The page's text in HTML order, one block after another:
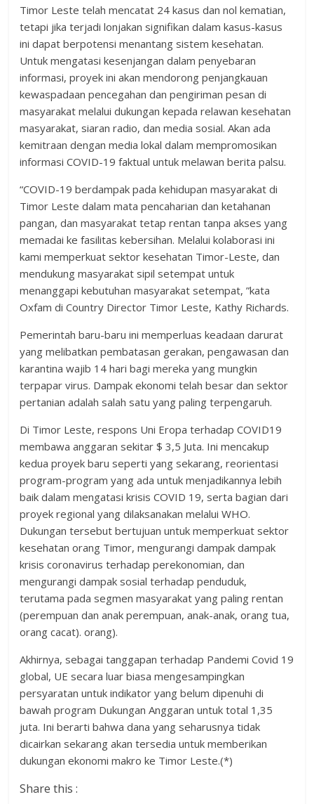
Timor Leste telah mencatat 24 kasus dan nol kematian,
tetapi jika terjadi lonjakan signifikan dalam kasus-kasus
ini dapat berpotensi menantang sistem kesehatan.
Untuk mengatasi kesenjangan dalam penyebaran
informasi, proyek ini akan mendorong penjangkauan
kewaspadaan pencegahan dan pengiriman pesan di
masyarakat melalui dukungan kepada relawan kesehatan
masyarakat, siaran radio, dan media sosial. Akan ada
kemitraan dengan media lokal dalam mempromosikan
informasi COVID-19 faktual untuk melawan berita palsu.
“COVID-19 berdampak pada kehidupan masyarakat di
Timor Leste dalam mata pencaharian dan ketahanan
pangan, dan masyarakat tetap rentan tanpa akses yang
memadai ke fasilitas kebersihan. Melalui kolaborasi ini
kami memperkuat sektor kesehatan Timor-Leste, dan
mendukung masyarakat sipil setempat untuk
menanggapi kebutuhan masyarakat setempat, ”kata
Oxfam di Country Director Timor Leste, Kathy Richards.
Pemerintah baru-baru ini memperluas keadaan darurat
yang melibatkan pembatasan gerakan, pengawasan dan
karantina wajib 14 hari bagi mereka yang mungkin
terpapar virus. Dampak ekonomi telah besar dan sektor
pertanian adalah salah satu yang paling terpengaruh.
Di Timor Leste, respons Uni Eropa terhadap COVID19
membawa anggaran sekitar $ 3,5 Juta. Ini mencakup
kedua proyek baru seperti yang sekarang, reorientasi
program-program yang ada untuk menjadikannya lebih
baik dalam mengatasi krisis COVID 19, serta bagian dari
proyek regional yang dilaksanakan melalui WHO.
Dukungan tersebut bertujuan untuk memperkuat sektor
kesehatan orang Timor, mengurangi dampak dampak
krisis coronavirus terhadap perekonomian, dan
mengurangi dampak sosial terhadap penduduk,
terutama pada segmen masyarakat yang paling rentan
(perempuan dan anak perempuan, anak-anak, orang tua,
orang cacat). orang).
Akhirnya, sebagai tanggapan terhadap Pandemi Covid 19
global, UE secara luar biasa mengesampingkan
persyaratan untuk indikator yang belum dipenuhi di
bawah program Dukungan Anggaran untuk total 1,35
juta. Ini berarti bahwa dana yang seharusnya tidak
dicairkan sekarang akan tersedia untuk memberikan
dukungan ekonomi makro ke Timor Leste.(*)
Share this :